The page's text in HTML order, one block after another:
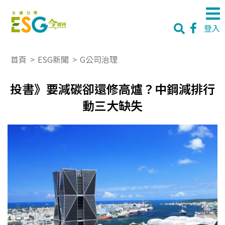
登入
首頁 > ESG新聞 > G公司治理
投書》要減碳卻還修高爐？中鋼減排行
動三大缺失